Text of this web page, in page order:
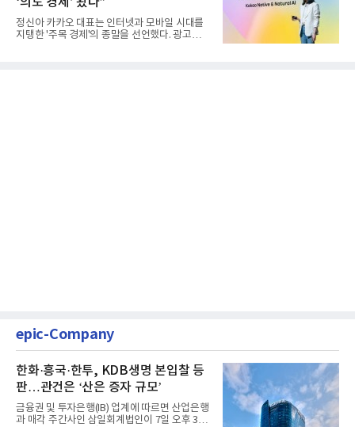
정신아 카카오 대표는 인터넷과 모바일 시대를
지탱한 '주목 경제'의 종말을 선언했다. 광고를
epic-Company
한화·흥국·한투, KDB생명 본입찰 등
판…관건은 ‘산은 증자 규모’
금융권 및 투자은행(IB) 업계에 따르면 산업은행
과 매각 주간사인 삼일회계법인이 7일 오후 3시